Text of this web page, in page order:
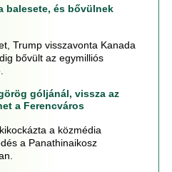
balesete, és bővülnek
Trump visszavonta Kanada
bővült az egymilliós
góljánál, vissza az
a Ferencváros
a közmédia
a Panathinaikosz